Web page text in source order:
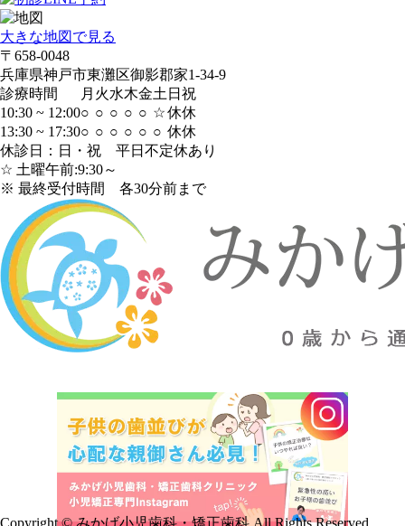
大きな地図で見る
〒658-0048
兵庫県神戸市東灘区御影郡家1-34-9
診療時間
月 火水木金土 日 祝
10:30 ~ 12:00○ ○ ○ ○ ○ ☆休休
13:30 ~ 17:30○ ○ ○ ○ ○ ○ 休休
休診日：日・祝 平日不定休あり
☆ 土曜午前:9:30～
※ 最終受付時間 各30分前まで
Copyright © みかげ小児歯科・矯正歯科 All Rights Reserved.